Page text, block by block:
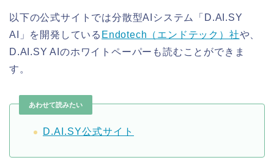
以下の公式サイトでは分散型AIシステム「D.AI.SY
AI」を開発している Endotech（エンドテック）社や、
D.AI.SY AIのホワイトペーパーも読むことができま
す。
あわせて読みたい
D.AI.SY公式サイト